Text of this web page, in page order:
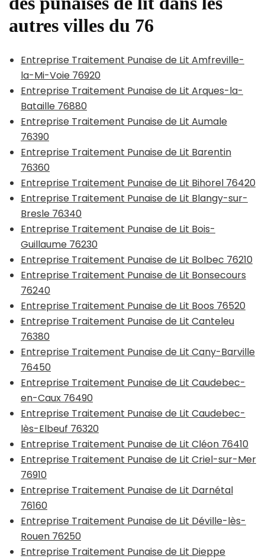
autres villes du 76
Entreprise Traitement Punaise de Lit Amfreville-
la-Mi-Voie 76920
Entreprise Traitement Punaise de Lit Arques-la-
Bataille 76880
Entreprise Traitement Punaise de Lit Aumale
76390
Entreprise Traitement Punaise de Lit Barentin
76360
Entreprise Traitement Punaise de Lit Bihorel 76420
Entreprise Traitement Punaise de Lit Blangy-sur-
Bresle 76340
Entreprise Traitement Punaise de Lit Bois-
Guillaume 76230
Entreprise Traitement Punaise de Lit Bolbec 76210
Entreprise Traitement Punaise de Lit Bonsecours
76240
Entreprise Traitement Punaise de Lit Boos 76520
Entreprise Traitement Punaise de Lit Canteleu
76380
Entreprise Traitement Punaise de Lit Cany-Barville
76450
Entreprise Traitement Punaise de Lit Caudebec-
en-Caux 76490
Entreprise Traitement Punaise de Lit Caudebec-
lès-Elbeuf 76320
Entreprise Traitement Punaise de Lit Cléon 76410
Entreprise Traitement Punaise de Lit Criel-sur-Mer
76910
Entreprise Traitement Punaise de Lit Darnétal
76160
Entreprise Traitement Punaise de Lit Déville-lès-
Rouen 76250
Entreprise Traitement Punaise de Lit Dieppe